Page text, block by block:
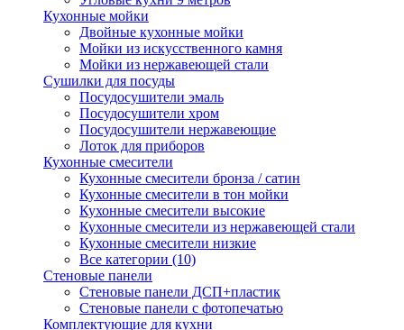
Кухонные мойки
Двойные кухонные мойки
Мойки из искусственного камня
Мойки из нержавеющей стали
Сушилки для посуды
Посудосушители эмаль
Посудосушители хром
Посудосушители нержавеющие
Лоток для приборов
Кухонные смесители
Кухонные смесители бронза / сатин
Кухонные смесители в тон мойки
Кухонные смесители высокие
Кухонные смесители из нержавеющей стали
Кухонные смесители низкие
Все категории (10)
Стеновые панели
Стеновые панели ДСП+пластик
Стеновые панели с фотопечатью
Комплектующие для кухни